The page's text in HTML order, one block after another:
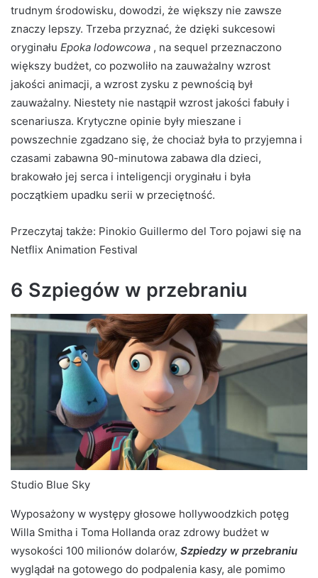
trudnym środowisku, dowodzi, że większy nie zawsze
znaczy lepszy. Trzeba przyznać, że dzięki sukcesowi
oryginału Epoka lodowcowa , na sequel przeznaczono
większy budżet, co pozwoliło na zauważalny wzrost
jakości animacji, a wzrost zysku z pewnością był
zauważalny. Niestety nie nastąpił wzrost jakości fabuły i
scenariusza. Krytyczne opinie były mieszane i
powszechnie zgadzano się, że chociaż była to przyjemna i
czasami zabawna 90-minutowa zabawa dla dzieci,
brakowało jej serca i inteligencji oryginału i była
początkiem upadku serii w przeciętność.
Przeczytaj także: Pinokio Guillermo del Toro pojawi się na
Netflix Animation Festival
6 Szpiegów w przebraniu
Studio Blue Sky
Wyposażony w występy głosowe hollywoodzkich potęg
Willa Smitha i Toma Hollanda oraz zdrowy budżet w
wysokości 100 milionów dolarów, Szpiedzy w przebraniu
wyglądał na gotowego do podpalenia kasy, ale pomimo